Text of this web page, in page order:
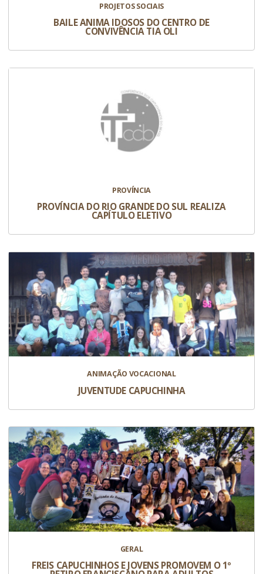
PROJETOS SOCIAIS
BAILE ANIMA IDOSOS DO CENTRO DE
CONVIVÊNCIA TIA OLI
PROVÍNCIA
PROVÍNCIA DO RIO GRANDE DO SUL REALIZA
CAPÍTULO ELETIVO
ANIMAÇÃO VOCACIONAL
JUVENTUDE CAPUCHINHA
GERAL
FREIS CAPUCHINHOS E JOVENS PROMOVEM O 1º